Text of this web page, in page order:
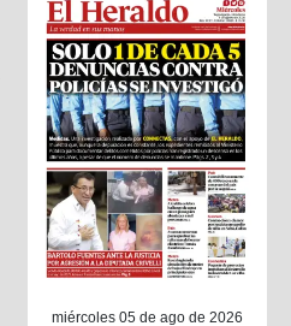
miércoles 05 de ago de 2026